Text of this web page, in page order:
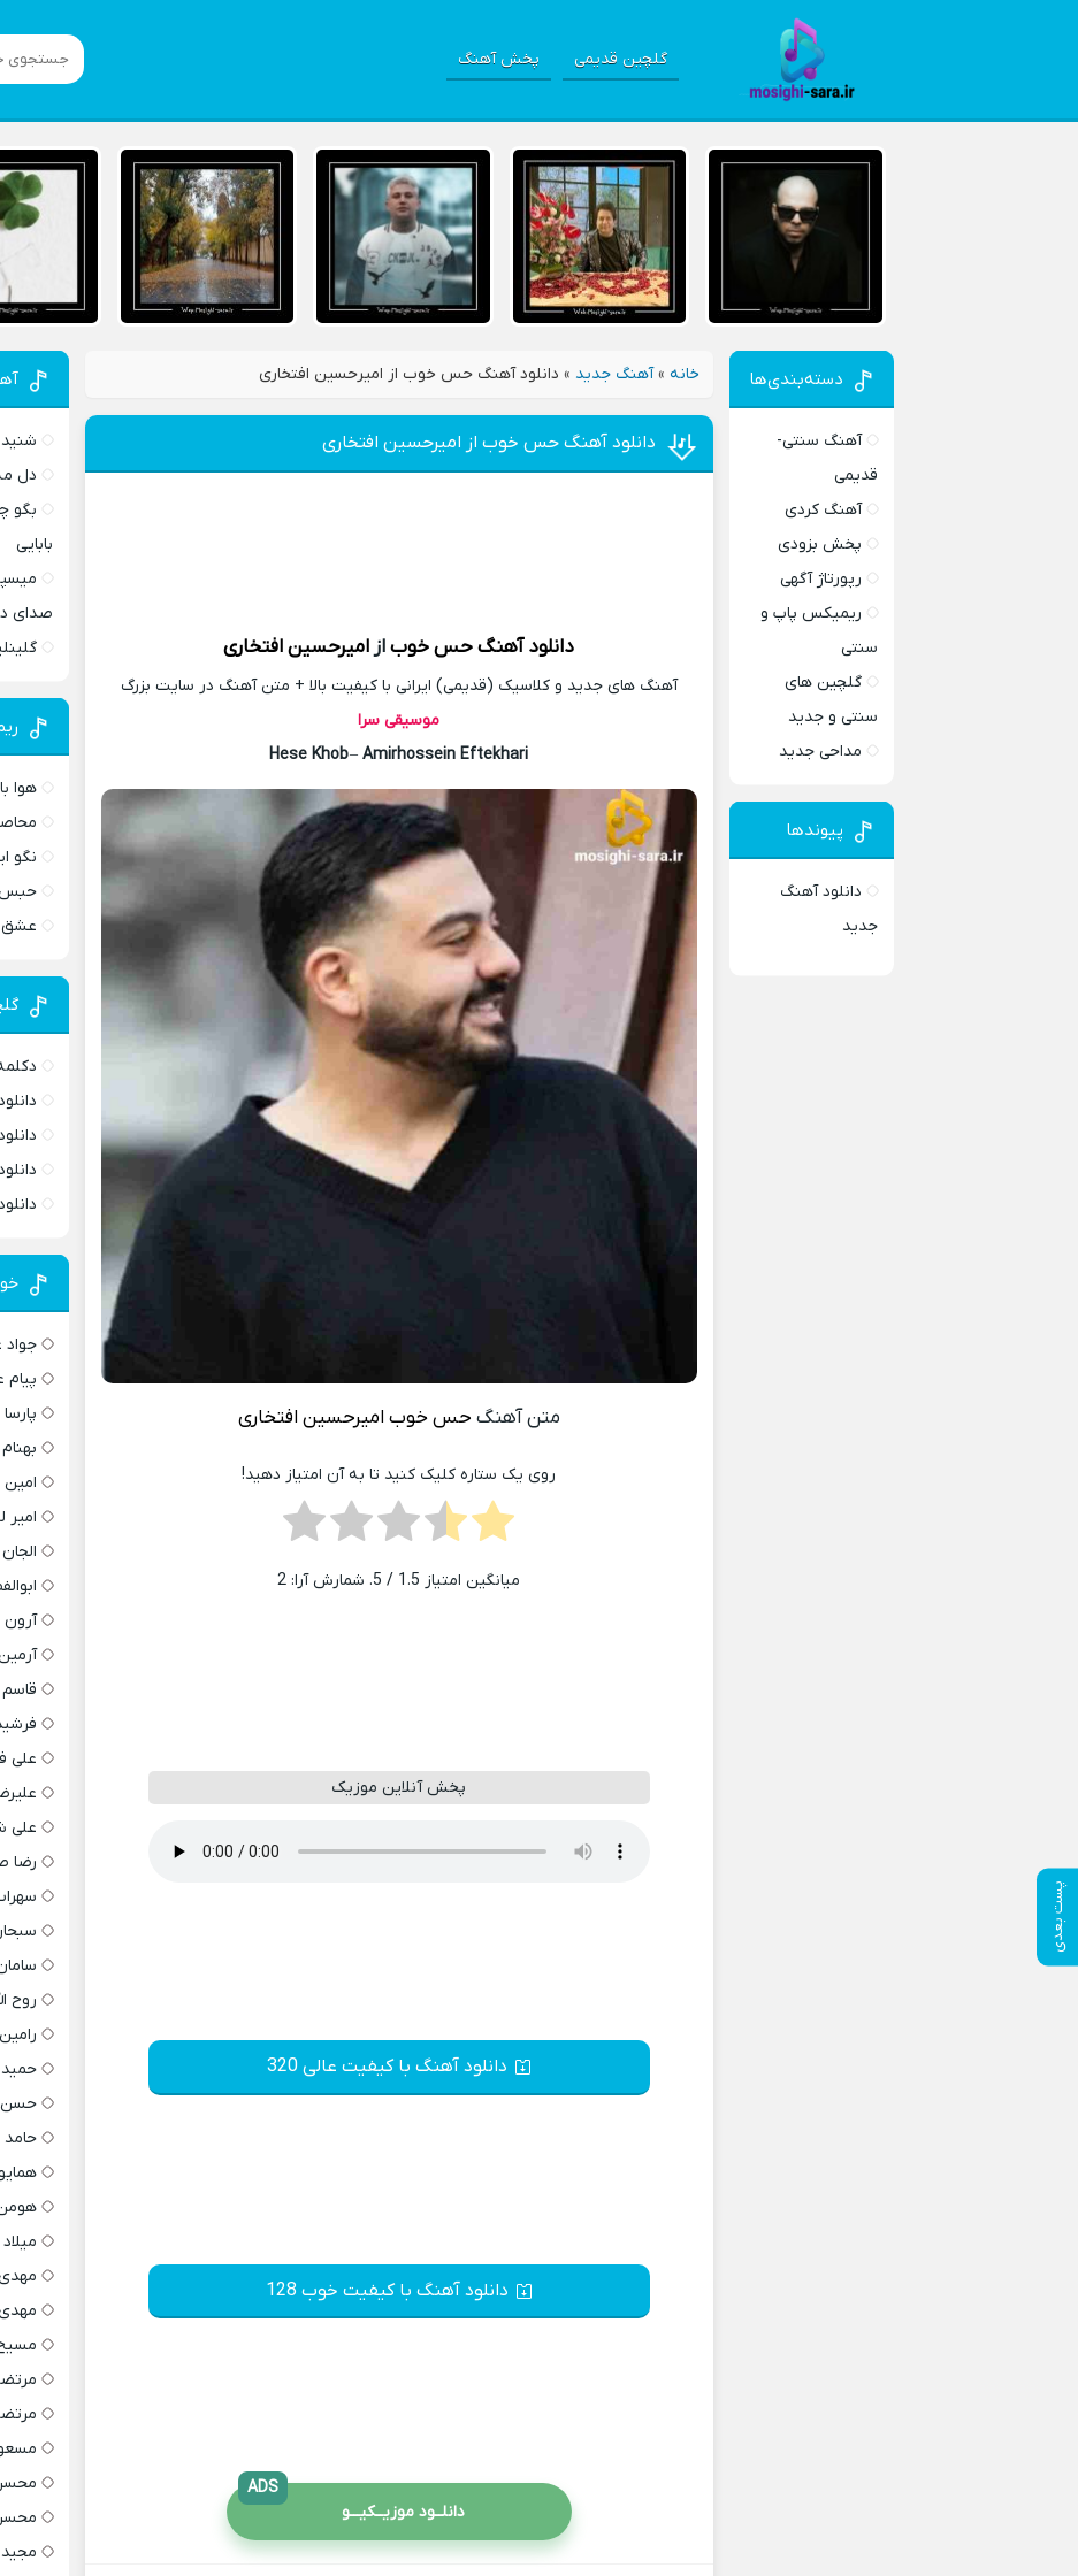
گلچین قدیمی پخش آهنگ
خانه »آهنگ جدید » دانلود آهنگ حس خوب از امیرحسین افتخاری
پست بعدی
دانلود آهنگ حس خوب از امیرحسین افتخاری
دانلود آهنگ حس خوب ازامیرحسین افتخاری
آهنگ های جدید و کلاسیک (قدیمی) ایرانی با کیفیت بالا + متن آهنگ در سایت بزرگ
موسیقی سرا
Hese Khob–Amirhossein Eftekhari
متن آهنگ حس خوب امیرحسین افتخاری
روی یک ستاره کلیک کنید تا به آن امتیاز دهید!
میانگین امتیاز 1.5 / 5. شمارش آرا: 2
پخش آنلاین موزیک
دانلود آهنگ با کیفیت عالی 320
دانلود آهنگ با کیفیت خوب 128
دانلــود موزیــکیـــو
ADS
دسته‌بندی‌ها
آهنگ سنتی-
قدیمی
آهنگ کردی
پخش بزودی
رپورتاژ آگهی
ریمیکس پاپ و
سنتی
گلچین های
سنتی و جدید
مداحی جدید
پیوندها
دانلود آهنگ
جدید
دل
بگو
بابایی
صدای
هوا
نگو
حبس
عشق
جواد
پیام
امین
امیر
الجان
آرون
علی
علی
رضا
روح
حسن
محسن